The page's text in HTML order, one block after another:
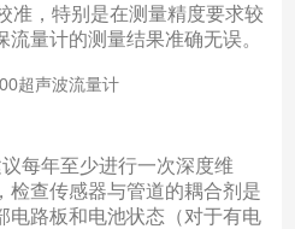
准，特别是在测量精度要求较
量计的测量结果准确无误。
年至少进行一次深度维
检查传感器与管道的耦合剂是
电路板和电池状态（对于有电